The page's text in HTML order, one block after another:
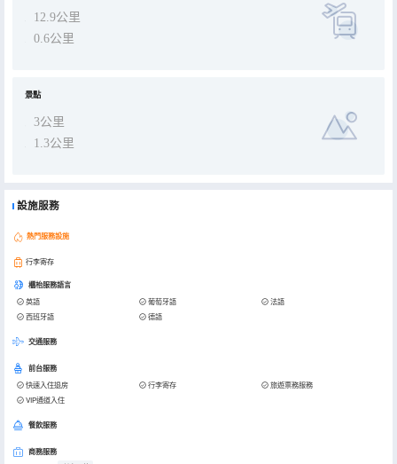
12.9公里
0.6公里
景點
3公里
1.3公里
設施服務
熱門服務設施
行李寄存
櫃枱服務語言
英語 葡萄牙語
法語
西班牙語
德語
交通服務
前台服務
快速入住退房 行李寄存
旅遊票務服務
VIP通道入住
餐飲服務
商務服務